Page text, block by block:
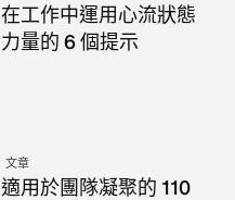
在工作中運用心流狀態
力量的 6 個提示
文章
適用於團隊凝聚的 110